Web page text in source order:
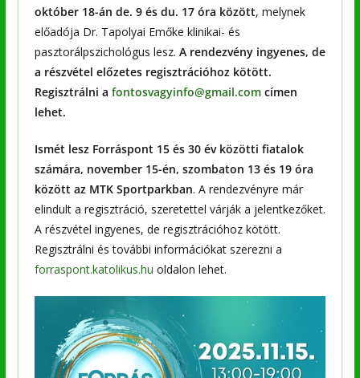
október 18-án de. 9 és du. 17 óra között, melynek
előadója Dr. Tapolyai Emőke klinikai- és
pasztorálpszichológus lesz. A rendezvény ingyenes, de
a részvétel előzetes regisztrációhoz kötött.
Regisztrálni a fontosvagyinfo@gmail.comcímen
lehet.
Ismét lesz Forráspont 15 és 30 év közötti fiatalok
számára, november 15-én, szombaton 13 és 19 óra
között az MTK Sportparkban. A rendezvényre már
elindult a regisztráció, szeretettel várják a jelentkezőket.
A részvétel ingyenes, de regisztrációhoz kötött.
Regisztrálni és további információkat szerezni a
forraspont.katolikus.hu oldalon lehet.